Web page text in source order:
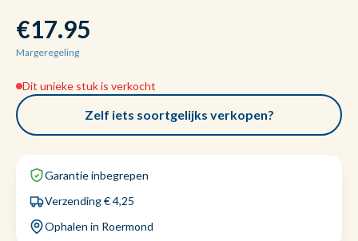
€17.95
Margeregeling
Dit unieke stuk is verkocht
Zelf iets soortgelijks verkopen?
Garantie inbegrepen
Verzending € 4,25
Ophalen in Roermond